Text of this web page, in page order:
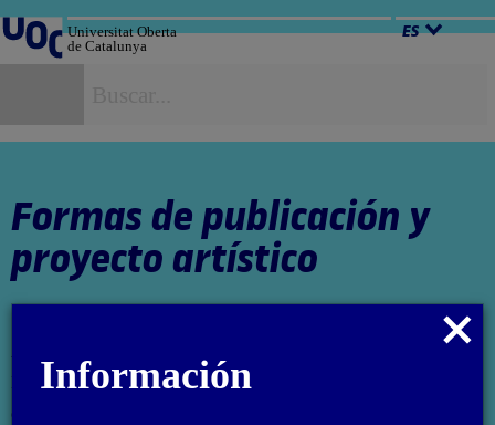
al
contenido
Universitat Oberta
de Catalunya
ES
Formas de publicación y
proyecto artístico
El encargo y la creación de este material docente han sido
Cerrar
modal
Información